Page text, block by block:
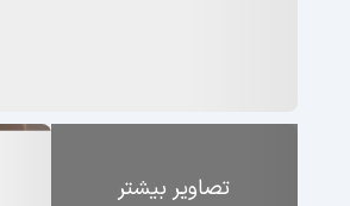
تصاویر بیشتر